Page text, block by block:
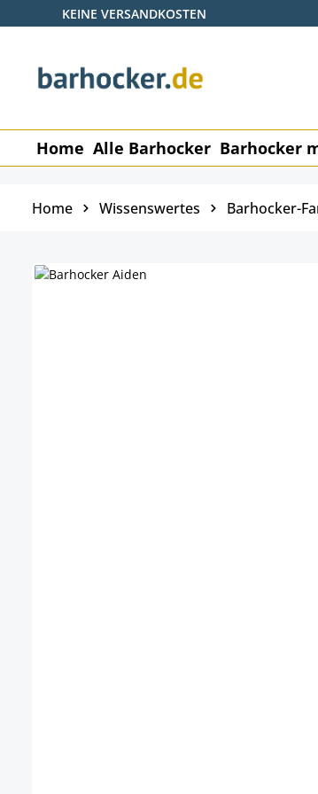
Hauptinhalt springen
Zur Suche springen
Zur Hauptnavigation springen
KEINE VERSANDKOSTEN
Home Alle Barhocker Barhocker
Home Wissenswertes Barhocker-